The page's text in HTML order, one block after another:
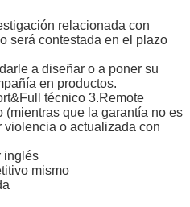
relacionada con
será contestada en el plazo
a diseñar o a poner su
en productos.
técnico 3.Remote
(mientras que la garantía no es
violencia o actualizada con
inglés
mismo